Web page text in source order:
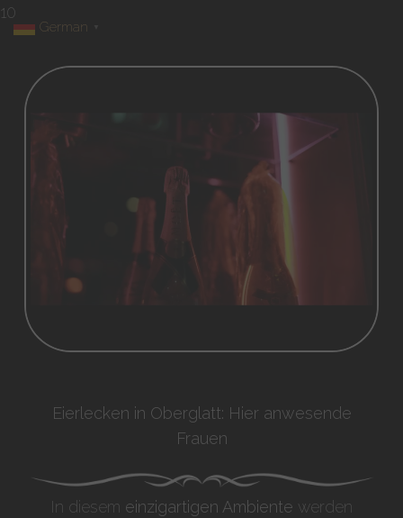
10
Eierlecken in Oberglatt: Hier anwesende
Frauen
In diesem einzigartigen Ambiente werden
German